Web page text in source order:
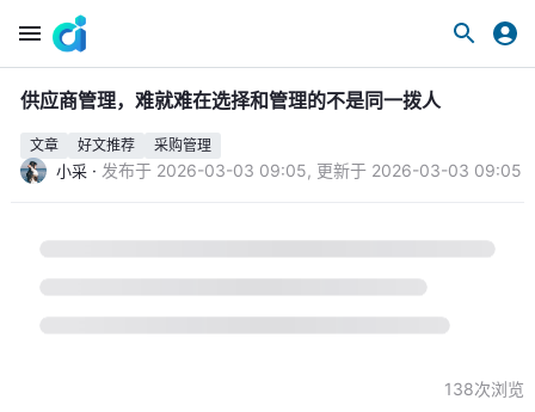
供应商管理，难就难在选择和管理的不是同一拨人
文章 好文推荐 采购管理
小采 · 发布于 2026-03-03 09:05, 更新于 2026-03-03 09:05
138次浏览